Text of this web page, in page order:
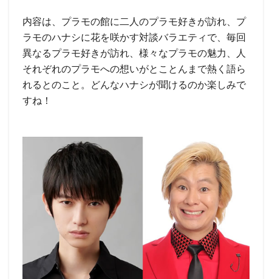
内容は、プラモの館に二人のプラモ好きが訪れ、プ
ラモのハナシに花を咲かす対談バラエティで、毎回
異なるプラモ好きが訪れ、様々なプラモの魅力、人
それぞれのプラモへの想いがとことんまで熱く語ら
れるとのこと。どんなハナシが聞けるのか楽しみで
すね！